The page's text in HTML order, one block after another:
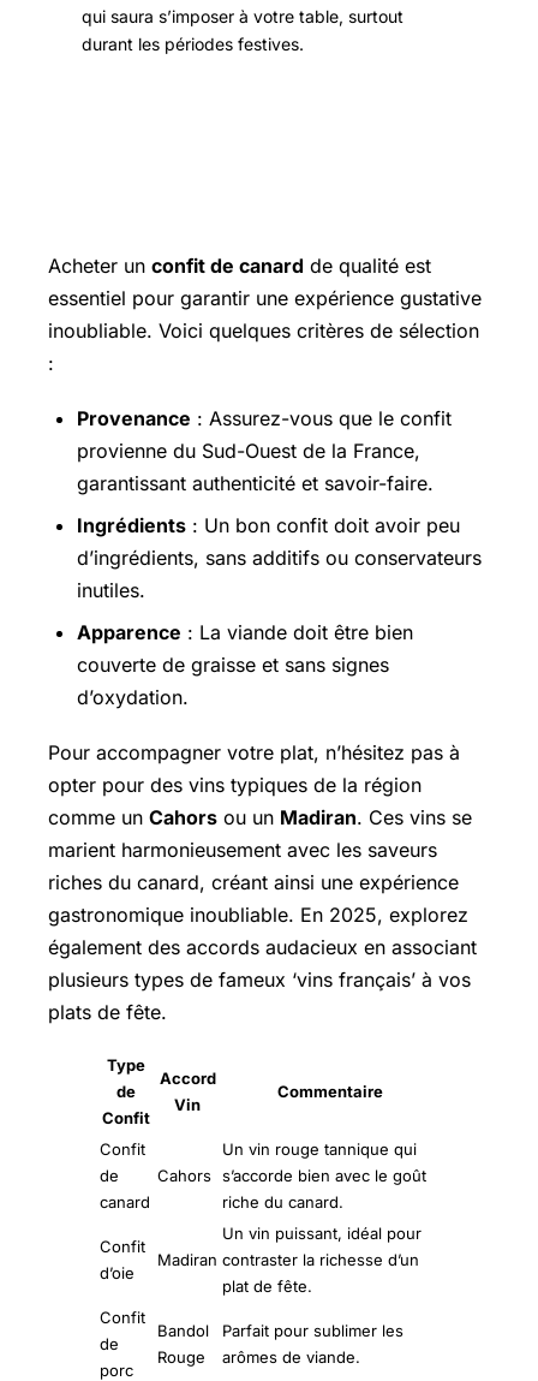
qui saura s’imposer à votre table, surtout
durant les périodes festives.
Acheter un confit de canard de qualité est
essentiel pour garantir une expérience gustative
inoubliable. Voici quelques critères de sélection
:
Provenance : Assurez-vous que le confit
provienne du Sud-Ouest de la France,
garantissant authenticité et savoir-faire.
Ingrédients : Un bon confit doit avoir peu
d’ingrédients, sans additifs ou conservateurs
inutiles.
Apparence : La viande doit être bien
couverte de graisse et sans signes
d’oxydation.
Pour accompagner votre plat, n’hésitez pas à
opter pour des vins typiques de la région
comme un Cahors ou un Madiran. Ces vins se
marient harmonieusement avec les saveurs
riches du canard, créant ainsi une expérience
gastronomique inoubliable. En 2025, explorez
également des accords audacieux en associant
plusieurs types de fameux ‘vins français’ à vos
plats de fête.
Type
de
Confit
Accord
Vin
Commentaire
Confit
de
canard
Cahors
Un vin rouge tannique qui
s’accorde bien avec le goût
riche du canard.
Confit
d’oie
Madiran
Un vin puissant, idéal pour
contraster la richesse d’un
plat de fête.
Confit
de
porc
Bandol
Rouge
Parfait pour sublimer les
arômes de viande.